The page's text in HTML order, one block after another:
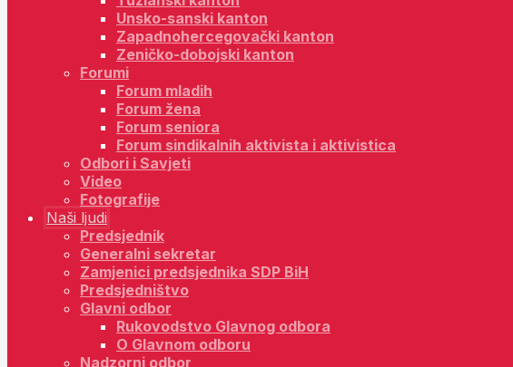
Unsko-sanski kanton
Zapadnohercegovački kanton
Zeničko-dobojski kanton
Forumi
Forum mladih
Forum žena
Forum seniora
Forum sindikalnih aktivista i aktivistica
Odbori i Savjeti
Video
Fotografije
Naši ljudi
Predsjednik
Generalni sekretar
Zamjenici predsjednika SDP BiH
Predsjedništvo
Glavni odbor
Rukovodstvo Glavnog odbora
O Glavnom odboru
Nadzorni odbor